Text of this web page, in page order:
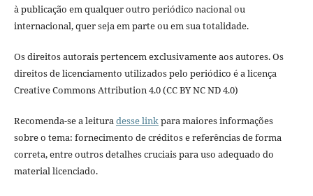
à publicação em qualquer outro periódico nacional ou
internacional, quer seja em parte ou em sua totalidade.
Os direitos autorais pertencem exclusivamente aos autores. Os
direitos de licenciamento utilizados pelo periódico é a licença
Creative Commons Attribution 4.0 (CC BY NC ND 4.0)
Recomenda-se a leituradesse linkpara maiores informações
sobre o tema: fornecimento de créditos e referências de forma
correta, entre outros detalhes cruciais para uso adequado do
material licenciado.